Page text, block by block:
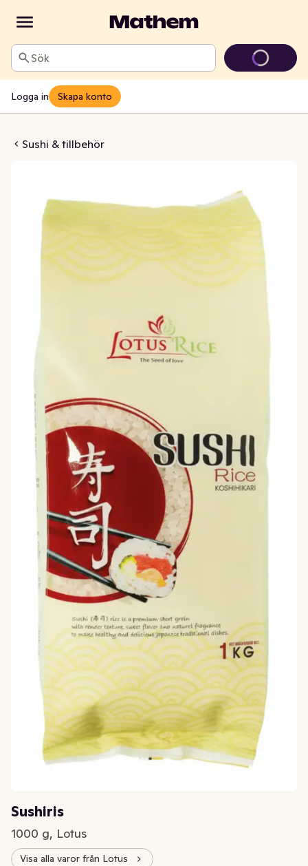
Sök
Logga in Skapa konto
Sushi & tillbehör
Sushiris
1000 g, Lotus
Visa alla varor från Lotus